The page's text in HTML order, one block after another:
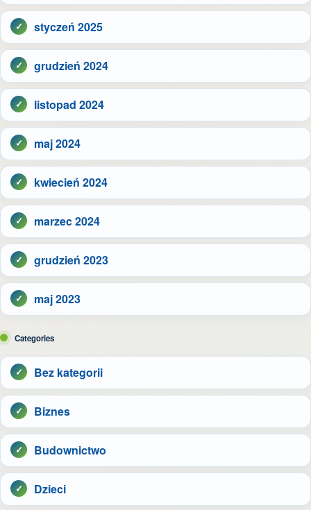
styczeń 2025
grudzień 2024
listopad 2024
maj 2024
kwiecień 2024
marzec 2024
grudzień 2023
maj 2023
Categories
Bez kategorii
Biznes
Budownictwo
Dzieci